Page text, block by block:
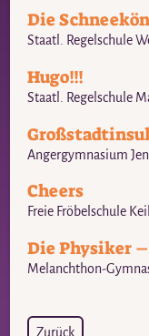
Die
Staatl. Regelschule
Hugo!!!
Staatl. Regelschule
Angergymnasium
Cheers
Freie Fröbelschule
Die Physiker
Melanchthon-
Zurück